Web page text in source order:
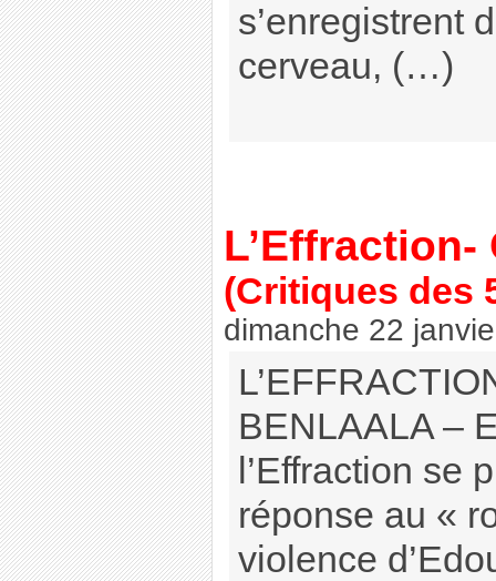
s’enregistrent
cerveau, (…)
(Critiques des
dimanche 22
BENLAALA –
l’Effraction se
réponse au «
violence